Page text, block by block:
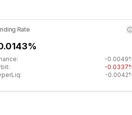
Rate
-
-
-